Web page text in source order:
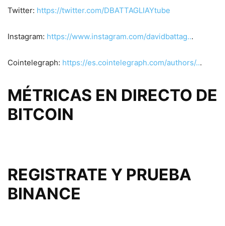
Twitter: https://twitter.com/DBATTAGLIAYtube
Instagram: https://www.instagram.com/davidbattag...
Cointelegraph: https://es.cointelegraph.com/authors/...
MÉTRICAS EN DIRECTO DE
BITCOIN
REGISTRATE Y PRUEBA
BINANCE